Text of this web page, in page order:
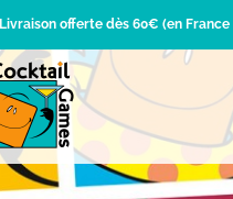
Livraison offerte dès 60€ (en